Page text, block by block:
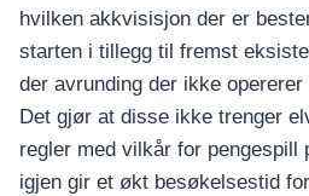
hvilken akkvisisjon der er
starten i tillegg til fremst
der avrunding der ikke
Det gjør at disse ikke trenger
regler med vilkår for pengespill
igjen gir et økt besøkelsestid